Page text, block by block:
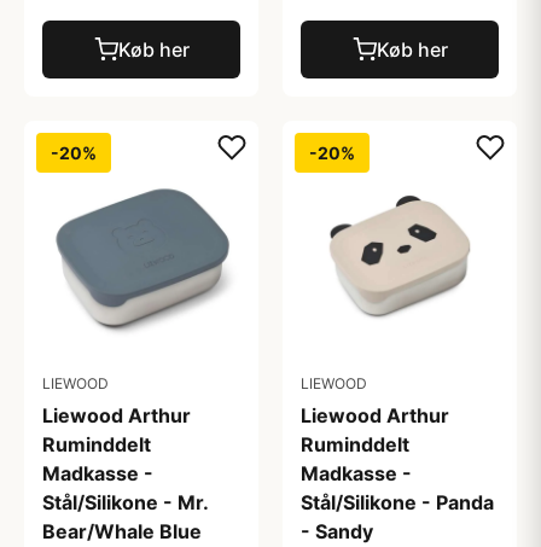
Køb her Køb her
-20%
LIEWOOD
Liewood Arthur
Ruminddelt
Madkasse -
Stål/Silikone - Mr.
Bear/Whale Blue
-20%
LIEWOOD
Liewood Arthur
Ruminddelt
Madkasse -
Stål/Silikone - Panda
- Sandy